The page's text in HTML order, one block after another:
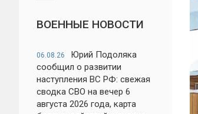
ВОЕННЫЕ НОВОСТИ
06.08.26
Юрий Подоляка
сообщил о развитии
наступления ВС РФ: свежая
сводка СВО на вечер 6
августа 2026 года, карта